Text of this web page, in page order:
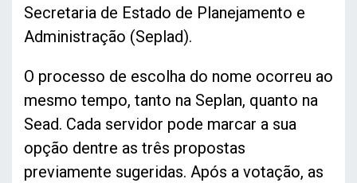
Secretaria de Estado de Planejamento e
Administração (Seplad).
O processo de escolha do nome ocorreu ao
mesmo tempo, tanto na Seplan, quanto na
Sead. Cada servidor pode marcar a sua
opção dentre as três propostas
previamente sugeridas. Após a votação, as